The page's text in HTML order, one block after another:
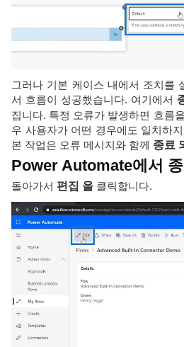
그러나 기본 케이스 내에서 조치를
서 흐름이 성공했습니다. 여기에서
집니다. 특정 오류가 발생하면 흐름
우 사용자가 어떤 경우에도 일치하
본 작업은 오류 메시지와 함께 종료
Power Automate에서
돌아가서 편집 을 클릭합니다.